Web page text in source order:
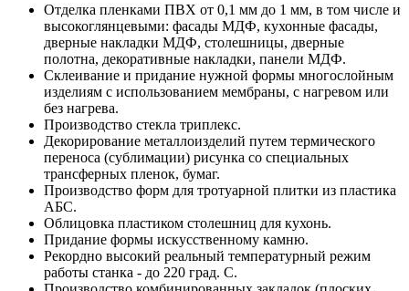
Отделка пленками ПВХ от 0,1 мм до 1 мм, в том числе и
высокоглянцевыми: фасады МДФ, кухонные фасады,
дверные накладки МДФ, столешницы, дверные
полотна, декоративные накладки, панели МДФ.
Склеивание и придание нужной формы многослойным
изделиям с использованием мембраны, с нагревом или
без нагрева.
Производство стекла триплекс.
Декорирование металлоизделий путем термического
переноса (сублимации) рисунка со специальных
трансферных пленок, бумаг.
Производство форм для тротуарной плитки из пластика
АБС.
Облицовка пластиком столешниц для кухонь.
Придание формы искусственному камню.
Рекордно высокий реальный температурный режим
работы станка - до 220 град. С.